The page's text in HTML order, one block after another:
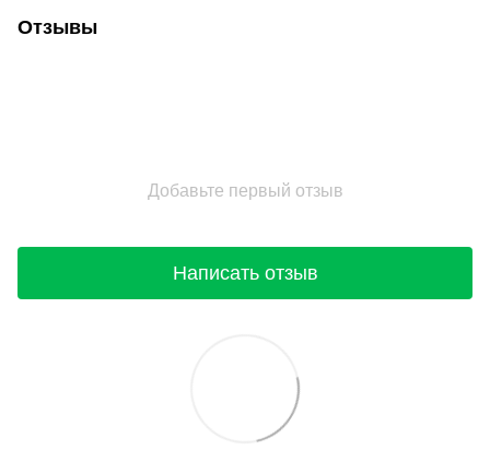
Отзывы
Добавьте первый отзыв
Написать отзыв